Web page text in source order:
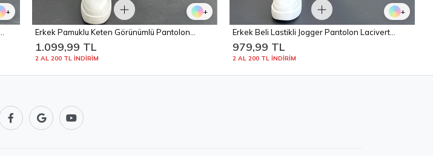
+ +
Erkek Pamuklu Keten Görünümlü Pantolon
Kahverengi Edw443
1.099,99 TL
2 AL 200 TL İNDİRİM
+
Erkek Beli Lastikli Jogger Pantolon Lacivert
Edw354
979,99 TL
2 AL 200 TL İNDİRİM